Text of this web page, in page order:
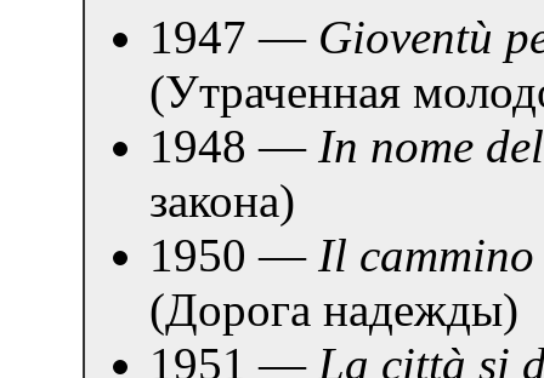
1947 — Gioventù
(Утраченная
1948 — In nome
закона)
1950 — Il
(Дорога надежды)
1951 — La città si